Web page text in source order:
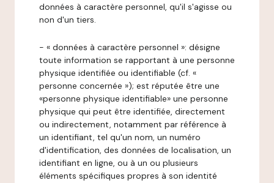
données à caractère personnel, qu'il s'agisse ou
non d'un tiers.
- « données à caractère personnel »: désigne
toute information se rapportant à une personne
physique identifiée ou identifiable (cf. «
personne concernée »); est réputée être une
«personne physique identifiable» une personne
physique qui peut être identifiée, directement
ou indirectement, notamment par référence à
un identifiant, tel qu'un nom, un numéro
d'identification, des données de localisation, un
identifiant en ligne, ou à un ou plusieurs
éléments spécifiques propres à son identité